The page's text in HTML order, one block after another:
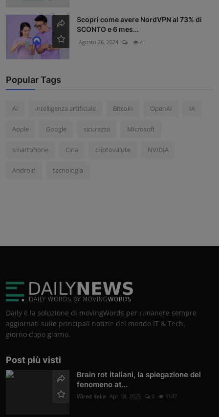
Scopri come avere NordVPN al 73% di
SCONTO e 6 mes...
Agosto 26, 2024 4
Popular Tags
AI intelligenza artificiale Bitcoin OpenAI IA
Apple Google sicurezza Microsoft
smartphone Cina criptovalute NVIDIA
Android tecnologia
Daily è la soluzione di movingWords per rimanere sempre
aggiornati sulle principali notizie del mondo IT & Tech,
giorno dopo giorno.
Post più visti
Brain rot italiani, la spiegazione del
fenomeno at...
Wired Italia Apr 18, 2025 0 1147